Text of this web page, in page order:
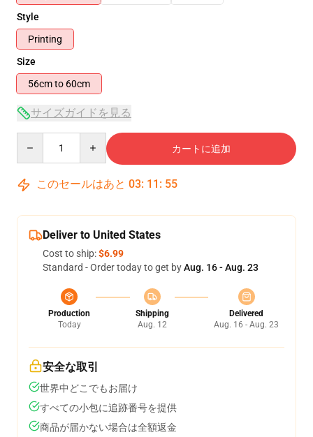
Style
Printing
Size
56cm to 60cm
サイズガイドを見る
カートに追加
このセールはあと 03: 11 : 55
Deliver to United States
Cost to ship:$6.99
Standard - Order today to get byAug. 16 - Aug. 23
Production
Today
Shipping
Aug. 12
Delivered
Aug. 16 - Aug. 23
安全な取引
世界中どこでもお届け
すべての小包に追跡番号を提供
商品が届かない場合は全額返金